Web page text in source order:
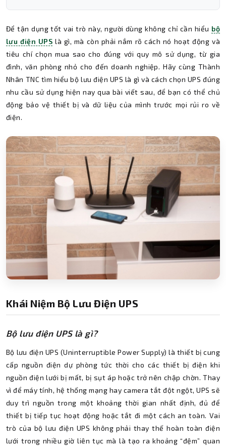
Để tận dụng tốt vai trò này, người dùng không chỉ cần hiểu bộ
lưu điện UPS là gì, mà còn phải nắm rõ cách nó hoạt động và
tiêu chí chọn mua sao cho đúng với quy mô sử dụng, từ gia
đình, văn phòng nhỏ cho đến doanh nghiệp. Hãy cùng Thành
Nhân TNC tìm hiểu bộ lưu điện UPS là gì và cách chọn UPS đúng
nhu cầu sử dụng hiện nay qua bài viết sau, để bạn có thể chủ
động bảo vệ thiết bị và dữ liệu của mình trước mọi rủi ro về
điện.
Khái Niệm Bộ Lưu Điện UPS
Bộ lưu điện UPS là gì?
Bộ lưu điện UPS (Uninterruptible Power Supply) là thiết bị cung
cấp nguồn điện dự phòng tức thời cho các thiết bị điện khi
nguồn điện lưới bị mất, bị sụt áp hoặc trở nên chập chờn. Thay
vì để máy tính, hệ thống mạng hay camera tắt đột ngột, UPS sẽ
duy trì nguồn trong một khoảng thời gian nhất định, đủ để
thiết bị tiếp tục hoạt động hoặc tắt đi một cách an toàn. Vai
trò của bộ lưu điện UPS không phải thay thế hoàn toàn điện
lưới trong nhiều giờ liên tục mà là tạo ra khoảng “đệm” quan